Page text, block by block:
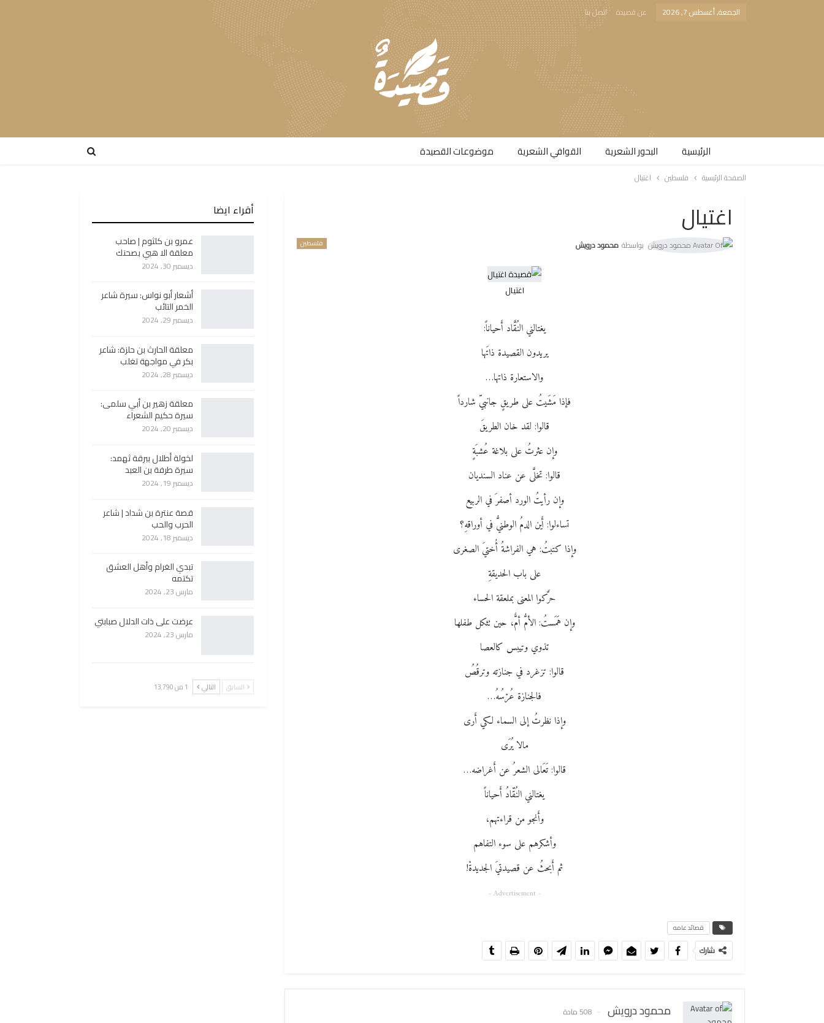
الجمعة, أغسطس 7, 2026 عن قصيدة اتصل بنا
الرئيسية البحور الشعرية​ القوافي الشعرية​ موضوعات القصيدة​
الصفحة الرئيسية فلسطين اغتيال
اغتيال
فلسطين بواسطة محمود درويش
اغتيال
يغتالني النُقَّاد أَحياناً:
يريدون القصيدة ذاتَها
والاستعارة ذاتها…
فإذا مَشَيتُ على طريقٍ جانبيّ شارداً
قالوا: لقد خان الطريقَ
وإن عثرتُ على بلاغة عُشبَةٍ
قالوا: تخلَّى عن عناد السنديان
وإن رأيتُ الورد أصفرَ في الربيع
تساءلوا: أَين الدمُ الوطنيُّ في أوراقهِ؟
وإذا كتبتُ: هي الفراشةُ أُختيَ الصغرى
على باب الحديقةِ
حرَّكوا المعنى بملعقة الحساء
وإن هَمَستُ: الأمُّ أمٌّ، حين تثكل طفلها
تذوي وتيبس كالعصا
قالوا: تزغرد في جنازته وترقُصُ
فالجنازة عُرْسُهُ…
وإذا نظرتُ إلى السماء لكي أَرى
مالا يُرَى
قالوا: تَعَالى الشعرُ عن أَغراضه…
يغتالني النُقّادُ أَحياناً
وأَنجو من قراءتهم،
وأشكرهم على سوء التفاهم
ثم أَبحثُ عن قصيدتيَ الجديدةْ!
- Advertisement -
قصائد عامه
شارك
محمود درويش 508 مادة
أقراء ايضا
عمرو بن كلثوم | صاحب
معلقة الا هبي بصحنك
ديسمبر 30, 2024
أشعار أبو نواس: سيرة شاعر
الخمر التائب
ديسمبر 29, 2024
معلقة الحارث بن حلزة: شاعر
بكر في مواجهة تغلب
ديسمبر 28, 2024
معلقة زهير بن أبي سلمى:
سيرة حكيم الشعراء
ديسمبر 20, 2024
لخولة أطلال ببرقة ثهمد:
سيرة طرفة بن العبد
ديسمبر 19, 2024
قصة عنترة بن شداد | شاعر
الحرب والحب
ديسمبر 18, 2024
تبدي الغرام وأهل العشق
تكتمه
مارس 23, 2024
عرضت على ذات الدلال صبابتي
مارس 23, 2024
السابق التالي 1 من 13٬790